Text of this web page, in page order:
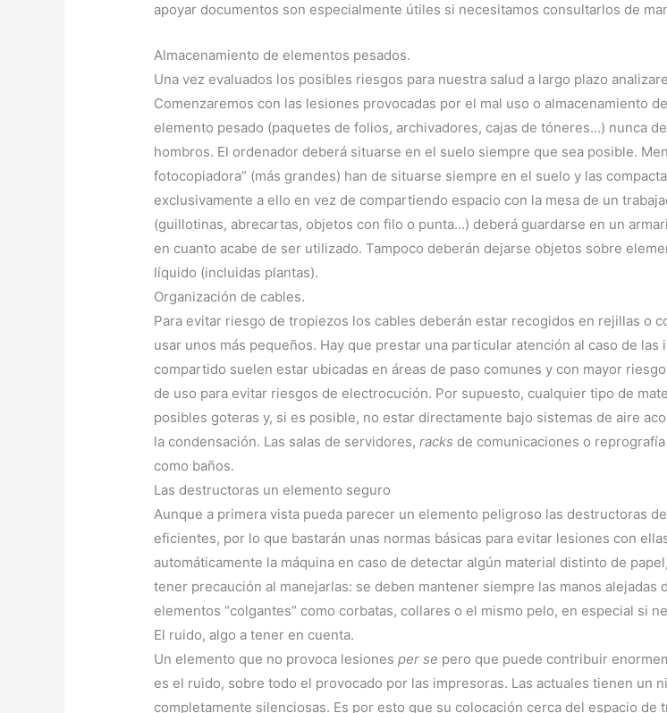
apoyar documentos son especialmente útiles si necesitamos consultarlos de
Almacenamiento de elementos pesados.
Una vez evaluados los posibles riesgos para nuestra salud a largo plazo
Comenzaremos con las lesiones provocadas por el mal uso o almacenamiento
elemento pesado (paquetes de folios, archivadores, cajas de tóneres…) nunca
hombros. El ordenador deberá situarse en el suelo siempre que sea posible.
fotocopiadora” (más grandes) han de situarse siempre en el suelo y las
exclusivamente a ello en vez de compartiendo espacio con la mesa de un
(guillotinas, abrecartas, objetos con filo o punta…) deberá guardarse en un
en cuanto acabe de ser utilizado. Tampoco deberán dejarse objetos sobre
líquido (incluidas plantas).
Organización de cables.
Para evitar riesgo de tropiezos los cables deberán estar recogidos en rejillas o
usar unos más pequeños. Hay que prestar una particular atención al caso de
compartido suelen estar ubicadas en áreas de paso comunes y con mayor
de uso para evitar riesgos de electrocución. Por supuesto, cualquier tipo de
posibles goteras y, si es posible, no estar directamente bajo sistemas de aire
la condensación. Las salas de servidores,racks de comunicaciones o
como baños.
Las destructoras un elemento seguro
Aunque a primera vista pueda parecer un elemento peligroso las destructoras
eficientes, por lo que bastarán unas normas básicas para evitar lesiones con
automáticamente la máquina en caso de detectar algún material distinto de
tener precaución al manejarlas: se deben mantener siempre las manos
elementos “colgantes” como corbatas, collares o el mismo pelo, en especial si
El ruido, algo a tener en cuenta.
Un elemento que no provoca lesionesper se pero que puede contribuir
es el ruido, sobre todo el provocado por las impresoras. Las actuales tienen un
completamente silenciosas. Es por esto que su colocación cerca del espacio